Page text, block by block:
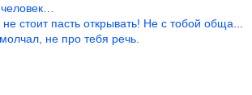
стоит пасть открывать! Не с тобой общаются!
не про тебя речь.